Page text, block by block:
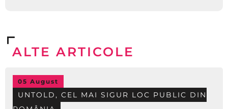
ALTE ARTICOLE
05 August
UNTOLD, CEL MAI SIGUR LOC PUBLIC DIN